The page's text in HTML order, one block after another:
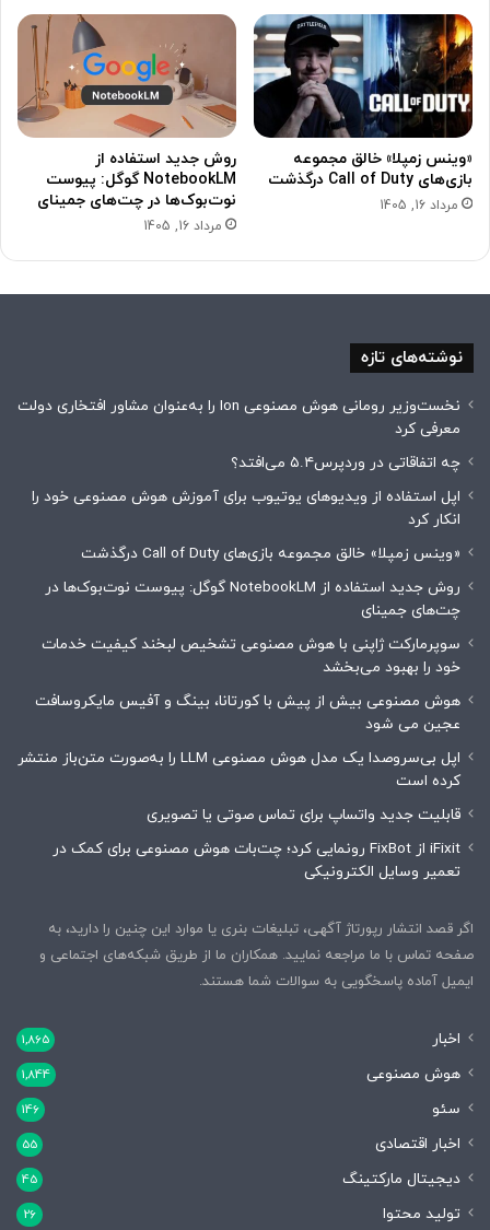
«وینس زمپلا» خالق مجموعه
بازی‌های Call of Duty درگذشت
مرداد 16, 1405
روش جدید استفاده از
NotebookLM گوگل: پیوست
نوت‌بوک‌ها در چت‌های جمینای
مرداد 16, 1405
نوشته‌های تازه
نخست‌وزیر رومانی هوش مصنوعی Ion را به‌عنوان مشاور افتخاری دولت
معرفی کرد
چه اتفاقاتی در وردپرس۵.۴ می‌افتد؟
اپل استفاده از ویدیوهای یوتیوب برای آموزش هوش مصنوعی خود را
انکار کرد
«وینس زمپلا» خالق مجموعه بازی‌های Call of Duty درگذشت
روش جدید استفاده از NotebookLM گوگل: پیوست نوت‌بوک‌ها در
چت‌های جمینای
سوپرمارکت ژاپنی با هوش مصنوعی تشخیص لبخند کیفیت خدمات
خود را بهبود می‌بخشد
هوش مصنوعی بیش از پیش با کورتانا، بینگ و آفیس مایکروسافت
عجین می شود
اپل بی‌سروصدا یک مدل هوش مصنوعی LLM را به‌صورت متن‌باز منتشر
کرده است
قابلیت جدید واتساپ برای تماس صوتی یا تصویری
iFixit از FixBot رونمایی کرد؛ چت‌بات هوش مصنوعی برای کمک در
تعمیر وسایل الکترونیکی
اگر قصد انتشار رپورتاژ آگهی، تبلیغات بنری یا موارد این چنین را دارید، به
صفحه تماس با ما مراجعه نمایید. همکاران ما از طریق شبکه‌های اجتماعی و
ایمیل آماده پاسخگویی به سوالات شما هستند.
اخبار 1,865
هوش مصنوعی 1,844
سئو 146
اخبار اقتصادی 55
دیجیتال مارکتینگ 45
تولید محتوا 26